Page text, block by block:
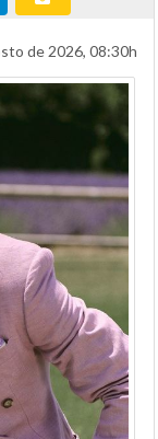
de 2026, 08:30h